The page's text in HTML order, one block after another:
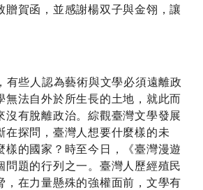
贈賀函，並感謝楊双子與金翎，讓
有些人認為藝術與文學必須遠離政
無法自外於所生長的土地，就此而
沒有脫離政治。綜觀臺灣文學發展
在探問，臺灣人想要什麼樣的未
樣的國家？時至今日，《臺灣漫遊
問題的行列之一。臺灣人歷經殖民
，在力量懸殊的強權面前，文學有